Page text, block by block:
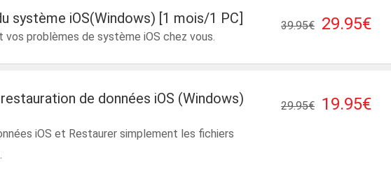
système iOS(Windows) [1 mois/1 PC]
vos problèmes de système iOS chez vous.
29.95€
39.95€
de données iOS (Windows)
iOS et Restaurer simplement les fichiers
19.95€
29.95€